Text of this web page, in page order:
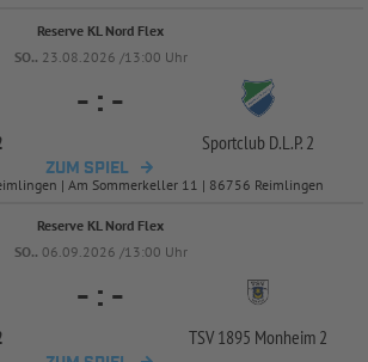
Reserve KL Nord Flex
SO.. 23.08.2026 /13:00 Uhr
- : -
Sportclub D.L.P. 2
ZUM SPIEL
| Am Sommerkeller 11 | 86756 Reimlingen
Reserve KL Nord Flex
SO.. 06.09.2026 /13:00 Uhr
- : -
TSV 1895 Monheim 2